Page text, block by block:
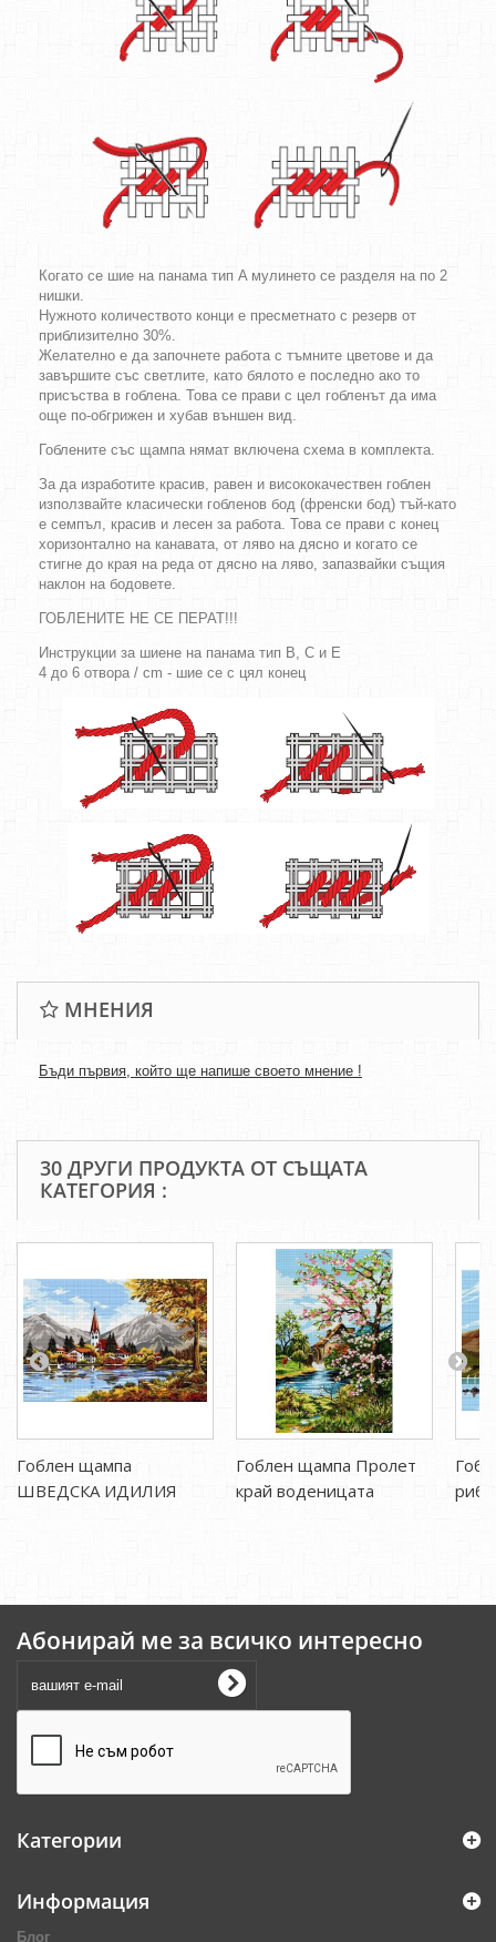
Когато се шие на панама тип A мулинето се разделя на по 2
нишки.
Нужното количеството конци е пресметнато с резерв от
приблизително 30%.
Желателно е да започнете работа с тъмните цветове и да
завършите със светлите, като бялото е последно ако то
присъства в гоблена. Това се прави с цел гобленът да има
още по-обгрижен и хубав външен вид.
Гоблените със щампа нямат включена схема в комплекта.
За да изработите красив, равен и висококачествен гоблен
използвайте класически гобленов бод (френски бод) тъй-като
е семпъл, красив и лесен за работа. Това се прави с конец
хоризонтално на канавата, от ляво на дясно и когато се
стигне до края на реда от дясно на ляво, запазвайки същия
наклон на бодовете.
ГОБЛЕНИТЕ НЕ СЕ ПЕРАТ!!!
Инструкции за шиене на панама тип B, C и E
4 до 6 отвора / cm - шие се с цял конец
МНЕНИЯ
Бъди първия, който ще напише своето мнение !
30 ДРУГИ ПРОДУКТА ОТ СЪЩАТА
КАТЕГОРИЯ :
Гоблен щампа
ШВЕДСКА ИДИЛИЯ
Гоблен щампа Пролет
край воденицата
Абонирай ме за всичко интересно
Категории
Информация
Блог